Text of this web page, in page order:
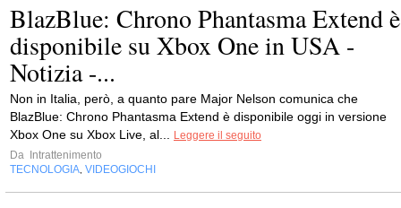
BlazBlue: Chrono Phantasma Extend è
disponibile su Xbox One in USA -
Notizia -...
Non in Italia, però, a quanto pare Major Nelson comunica che
BlazBlue: Chrono Phantasma Extend è disponibile oggi in versione
Xbox One su Xbox Live, al...
Leggere il seguito
Da
Intrattenimento
TECNOLOGIA VIDEOGIOCHI